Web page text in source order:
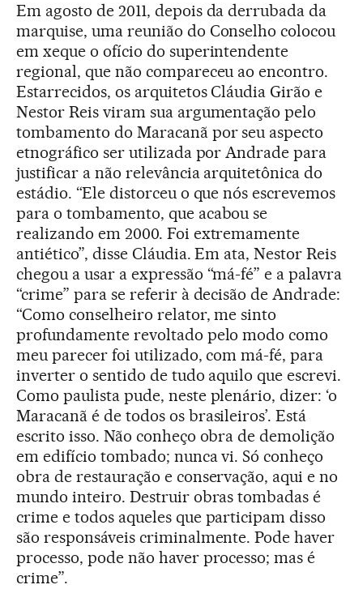
Em agosto de 2011, depois da derrubada da
marquise, uma reunião do Conselho colocou
em xeque o ofício do superintendente
regional, que não compareceu ao encontro.
Estarrecidos, os arquitetos Cláudia Girão e
Nestor Reis viram sua argumentação pelo
tombamento do Maracanã por seu aspecto
etnográfico ser utilizada por Andrade para
justificar a não relevância arquitetônica do
estádio. “Ele distorceu o que nós escrevemos
para o tombamento, que acabou se
realizando em 2000. Foi extremamente
antiético”, disse Cláudia. Em ata, Nestor Reis
chegou a usar a expressão “má-fé” e a palavra
“crime” para se referir à decisão de Andrade:
“Como conselheiro relator, me sinto
profundamente revoltado pelo modo como
meu parecer foi utilizado, com má-fé, para
inverter o sentido de tudo aquilo que escrevi.
Como paulista pude, neste plenário, dizer: ‘o
Maracanã é de todos os brasileiros’. Está
escrito isso. Não conheço obra de demolição
em edifício tombado; nunca vi. Só conheço
obra de restauração e conservação, aqui e no
mundo inteiro. Destruir obras tombadas é
crime e todos aqueles que participam disso
são responsáveis criminalmente. Pode haver
processo, pode não haver processo; mas é
crime”.